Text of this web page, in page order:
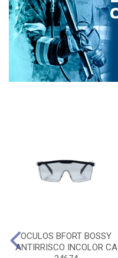
OCULOS BFORT BOSSY
ANTIRRISCO INCOLOR CA